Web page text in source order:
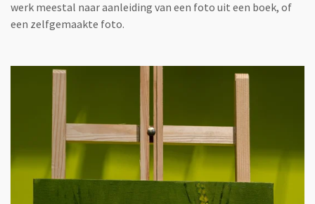
werk meestal naar aanleiding van een foto uit een boek, of
een zelfgemaakte foto.